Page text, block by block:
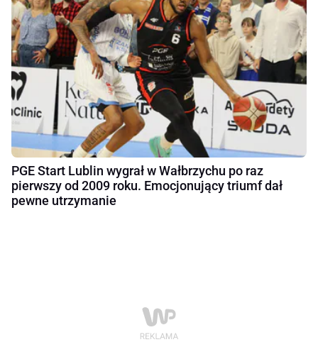
PGE Start Lublin wygrał w Wałbrzychu po raz
pierwszy od 2009 roku. Emocjonujący triumf dał
pewne utrzymanie